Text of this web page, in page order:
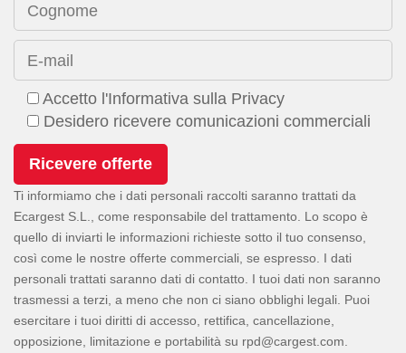
Cognome
E-mail
Accetto l'Informativa sulla Privacy
Desidero ricevere comunicazioni commerciali
Ti informiamo che i dati personali raccolti saranno trattati da
Ecargest S.L., come responsabile del trattamento. Lo scopo è
quello di inviarti le informazioni richieste sotto il tuo consenso,
così come le nostre offerte commerciali, se espresso. I dati
personali trattati saranno dati di contatto. I tuoi dati non saranno
trasmessi a terzi, a meno che non ci siano obblighi legali. Puoi
esercitare i tuoi diritti di accesso, rettifica, cancellazione,
opposizione, limitazione e portabilità su